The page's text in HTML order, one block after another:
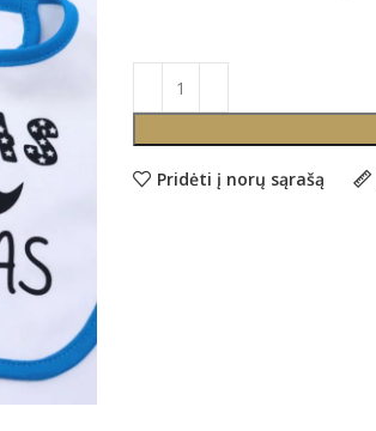
Pridėti į norų sąrašą